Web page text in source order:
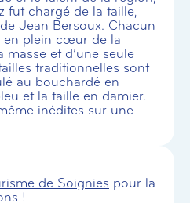
fut chargé de la taille,
Jean Bersoux. Chacun
en plein cœur de la
et d’une seule
traditionnelles sont
au bouchardé en
et la taille en damier.
inédites sur une
de Soignies pour la
!